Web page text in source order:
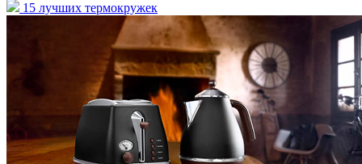
15 лучших термокружек